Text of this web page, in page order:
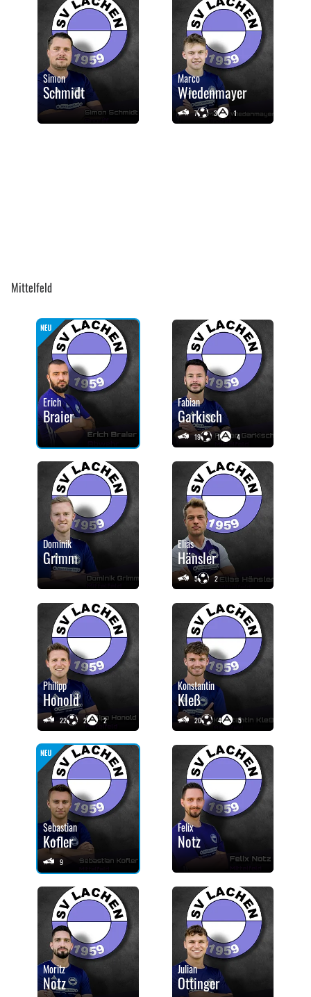
Simon
Schmidt
Marco
Wiedenmayer
7 3 1
Mittelfeld
Erich
Braier
Fabian
Garkisch
19 1 4
Dominik
Grimm
Elias
Hänsler
5 2
Philipp
Honold
22 2 2
Konstantin
Kleß
20 4 5
Sebastian
Kofler
9
Felix
Notz
Moritz
Notz
Julian
Ottinger